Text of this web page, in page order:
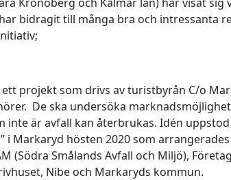
bidragit till många bra och intressanta
ett projekt som drivs av turistbyrån C/o
De ska undersöka
inte är avfall kan återbrukas. Idén
i Markaryd hösten 2020 som
(Södra Smålands Avfall och Miljö),
Nibe och Markaryds kommun.